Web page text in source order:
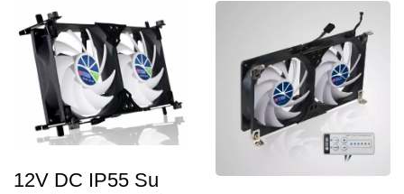
12V DC IP55 Su